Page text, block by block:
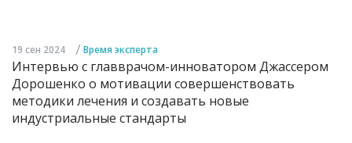
19 сен 2024 / Время эксперта
Интервью с главврачом-инноватором Джассером
Дорошенко о мотивации совершенствовать
методики лечения и создавать новые
индустриальные стандарты